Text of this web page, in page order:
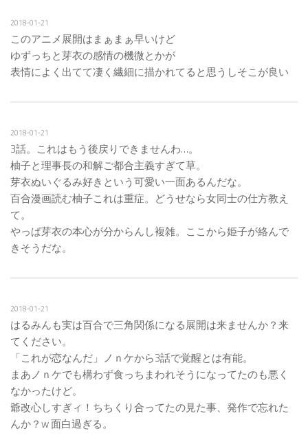
2018‐01‐21
このアニメ展開はまぁまぁ早いけど
ゆずっちと芽衣の感情の機微とかが
表情によく出てて凄く繊細に描かれてると思うしそこが良い
2018‐01‐21
3話。これはもう後戻りできませんわ…。
柚子と理事長の和解ご都合主義すぎて草。
芽衣ぬいぐるみ好きという可愛い一面あるんだな。
百合漫画読む柚子これは重症。どうせなら女同士の仕方教え
て。
やっぱ芽衣の本心が分からんし複雑。ここから姫子が絡んで
きそうだな。
2018‐01‐21
はるみんも実は百合で三角関係になる展開は来ませんか？来
てください。
「これが恋なんだ」ノｎケから3話で覚醒とは有能。
まあノｎケでも構わず食っちまわれそうになってたのも悪く
なかったけど。
爺改心しすぎィ！ちちくり合ってたの見た事、発作で忘れた
んか？w 面白過ぎる。